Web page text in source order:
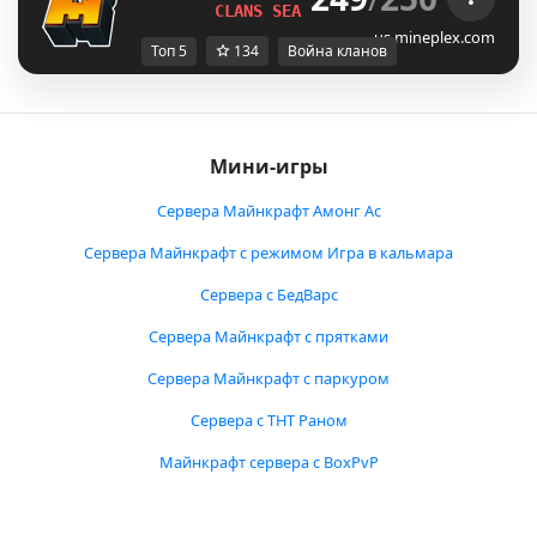
CLANS SEASON 1 LIVE NOW!
us.mineplex.com
Топ 5 134 Война кланов
Мини-игры
Сервера Майнкрафт Амонг Ас
Сервера Майнкрафт с режимом Игра в кальмара
Сервера с БедВарс
Сервера Майнкрафт с прятками
Сервера Майнкрафт с паркуром
Сервера с ТНТ Раном
Майнкрафт сервера с BoxPvP